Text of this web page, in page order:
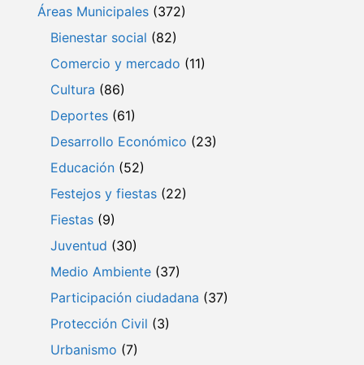
Áreas Municipales (372)
Bienestar social (82)
Comercio y mercado (11)
Cultura (86)
Deportes (61)
Desarrollo Económico (23)
Educación (52)
Festejos y fiestas (22)
Fiestas (9)
Juventud (30)
Medio Ambiente (37)
Participación ciudadana (37)
Protección Civil (3)
Urbanismo (7)